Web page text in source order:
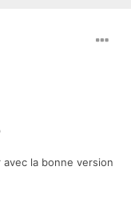
la bonne version